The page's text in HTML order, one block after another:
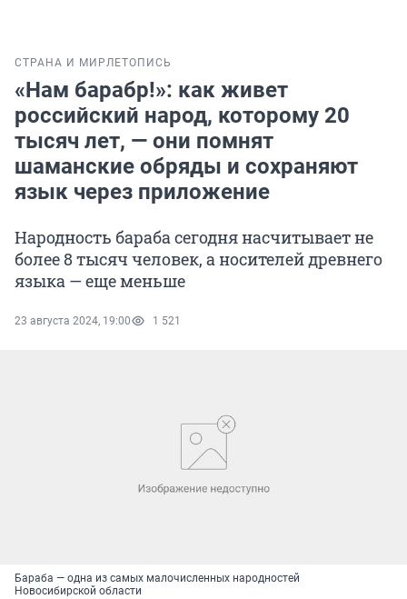
СТРАНА И МИРЛЕТОПИСЬ
«Нам барабр!»: как живет
российский народ, которому 20
тысяч лет, — они помнят
шаманские обряды и сохраняют
язык через приложение
Народность бараба сегодня насчитывает не
более 8 тысяч человек, а носителей древнего
языка — еще меньше
23 августа 2024, 19:00 1 521
Бараба — одна из самых малочисленных народностей
Новосибирской области